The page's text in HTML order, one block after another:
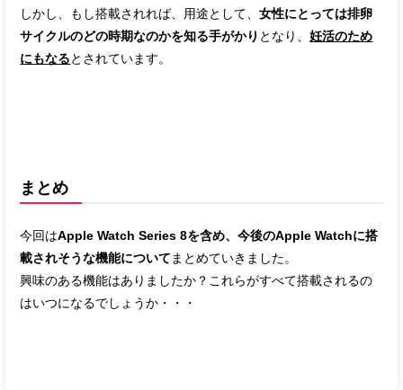
しかし、もし搭載されれば、用途として、女性にとっては排卵
サイクルのどの時期なのかを知る手がかり となり、妊活のため
にもなるとされています。
まとめ
今回はApple Watch Series 8を含め、今後のApple Watchに搭
載されそうな機能について まとめていきました。
興味のある機能はありましたか？これらがすべて搭載されるの
はいつになるでしょうか・・・